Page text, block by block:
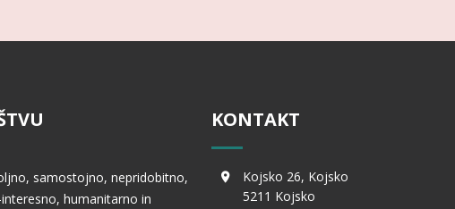
samostojno, nepridobitno,
humanitarno in
KONTAKT
Kojsko 26, Kojsko
5211 Kojsko